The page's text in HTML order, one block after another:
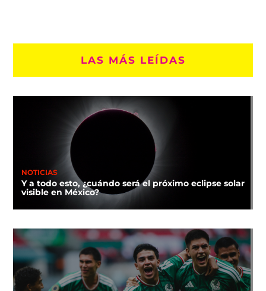
LAS MÁS LEÍDAS
NOTICIAS
Y a todo esto, ¿cuándo será el próximo eclipse solar
visible en México?